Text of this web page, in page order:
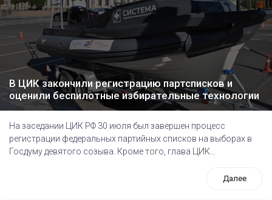
В ЦИК закончили регистрацию партсписков и
оценили беспилотные избирательные технологии
На заседании ЦИК РФ 30 июля был завершен процесс
регистрации федеральных партийных списков на выборах в
Госдуму девятого созыва. Кроме того, глава ЦИК...
Далее